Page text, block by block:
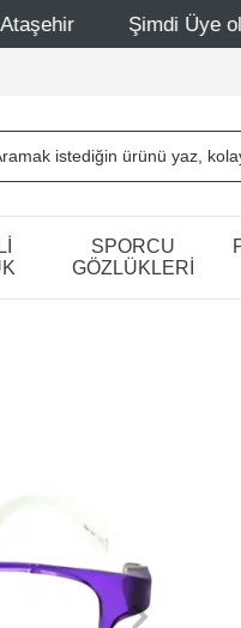
Şimdi Üye ol ! 5000 TL
SPORCU
GÖZLÜKLERİ